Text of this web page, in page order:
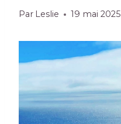
Par Leslie 19 mai 2025